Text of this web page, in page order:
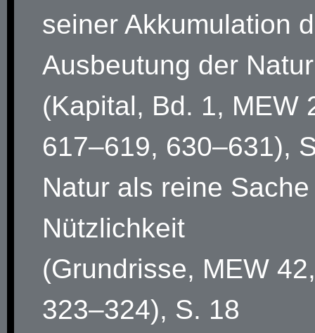
seiner Akkumulation
Ausbeutung der Natur
(Kapital, Bd. 1, MEW
617–619, 630–631),
Natur als reine
Nützlichkeit
(Grundrisse, MEW
323–324), S. 18